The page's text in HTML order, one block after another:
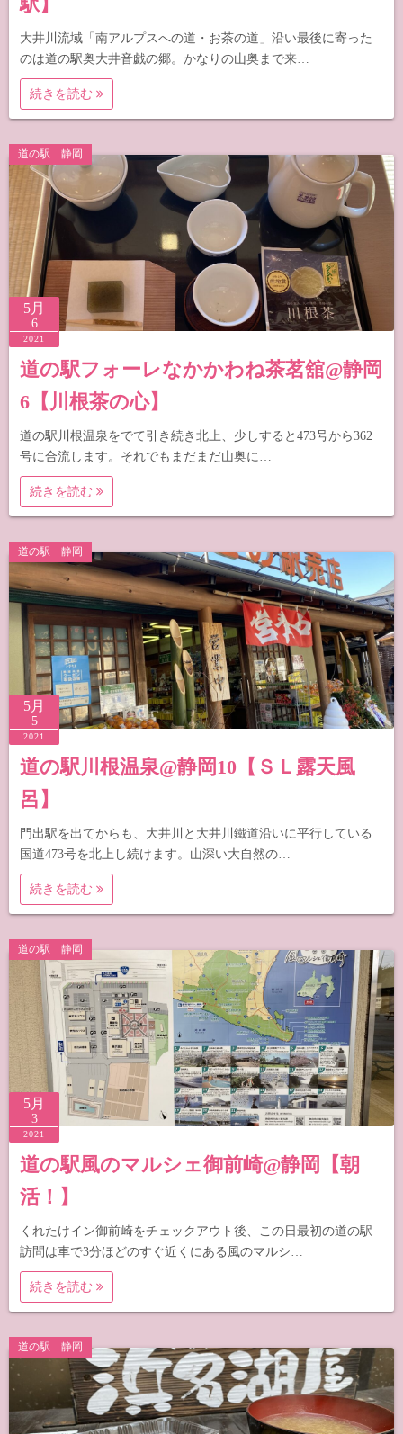
大井川流域「南アルプスへの道・お茶の道」沿い最後に寄った
のは道の駅奥大井音戯の郷。かなりの山奥まで来…
続きを読む
道の駅 静岡
5月
6
2021
道の駅フォーレなかかわね茶茗舘@静岡
6【川根茶の心】
道の駅川根温泉をでて引き続き北上、少しすると473号から362
号に合流します。それでもまだまだ山奥に…
続きを読む
道の駅 静岡
5月
5
2021
道の駅川根温泉@静岡10【ＳＬ露天風
呂】
門出駅を出てからも、大井川と大井川鐵道沿いに平行している
国道473号を北上し続けます。山深い大自然の…
続きを読む
道の駅 静岡
5月
3
2021
道の駅風のマルシェ御前崎@静岡【朝
活！】
くれたけイン御前崎をチェックアウト後、この日最初の道の駅
訪問は車で3分ほどのすぐ近くにある風のマルシ…
続きを読む
道の駅 静岡